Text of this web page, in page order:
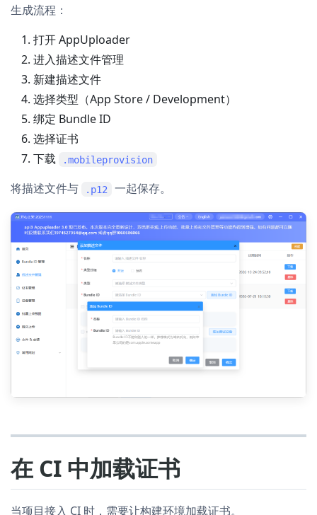
生成流程：
打开 AppUploader
进入描述文件管理
新建描述文件
选择类型（App Store / Development）
绑定 Bundle ID
选择证书
下载
.mobileprovision
将描述文件与 .p12 一起保存。
在 CI 中加载证书
当项目接入 CI 时，需要让构建环境加载证书。